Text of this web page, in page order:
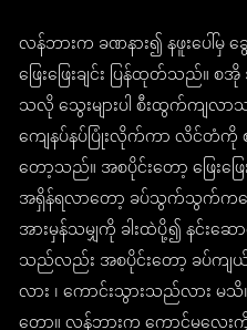
လန်ဘားက ခဏနား၍ နဖူးပေါ်မှ
ဖြေးဖြေးချင်း ပြန်ထုတ်သည်။
သလို သွေးများပါ စီးထွက်ကျလ
ကျေနပ်နပ်ပြုံးလိုက်ကာ လိင်တံကို
တော့သည်။ အစပိုင်းတော့ ဖြေး
အရှိန်ရလာတော့ ခပ်သွက်သွက်က
အားမှန်သမျှကို ခါးထဲပို့၍ နင်း
သည်လည်း အစပိုင်းတော့ ခပ်ကျ
လား ၊ ကောင်းသွားသည်လား